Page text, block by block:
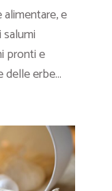
e
pronti e
erbe...